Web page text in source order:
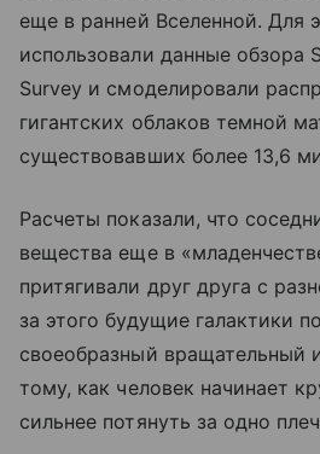
еще в ранней Вселенной. Для
использовали данные обзора
Survey и смоделировали
гигантских облаков темной
существовавших более 13,6
Расчеты показали, что
вещества еще в
притягивали друг друга с
за этого будущие галактики
своеобразный вращательный
тому, как человек начинает
сильнее потянуть за одно